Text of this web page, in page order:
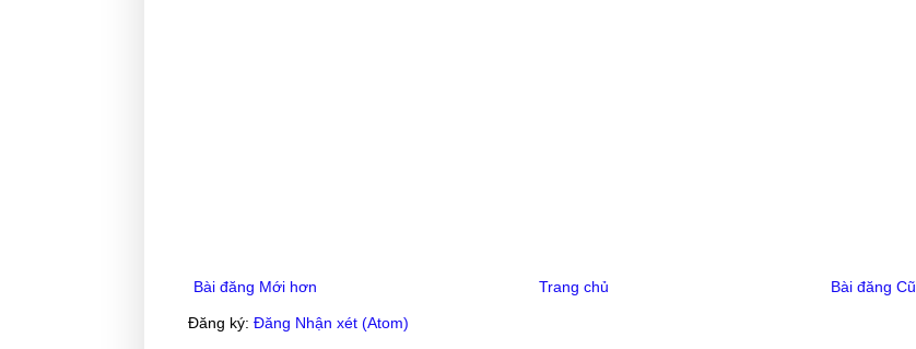
Bài đăng Mới hơn Bài đăng
Trang chủ
Đăng ký: Đăng Nhận xét (Atom)